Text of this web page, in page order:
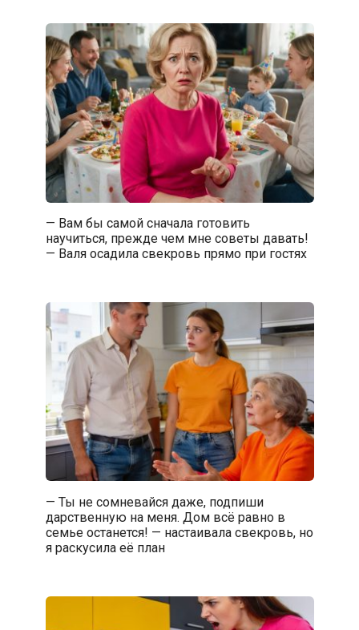
— Вам бы самой сначала готовить
научиться, прежде чем мне советы давать!
— Валя осадила свекровь прямо при гостях
— Ты не сомневайся даже, подпиши
дарственную на меня. Дом всё равно в
семье останется! — настаивала свекровь, но
я раскусила её план